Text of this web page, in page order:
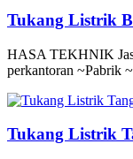
Tukang Listrik
HASA TEKHNIK
perkantoran ~Pabrik
Tukang Listrik